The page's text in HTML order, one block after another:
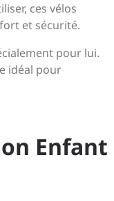
ces vélos
et sécurité.
pour lui.
idéal pour
Enfant